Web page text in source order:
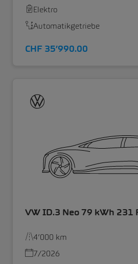
Elektro
Automatikgetriebe
CHF 35’990.00
VW ID.3 Neo 79 kWh 231
4’000 km
7/2026